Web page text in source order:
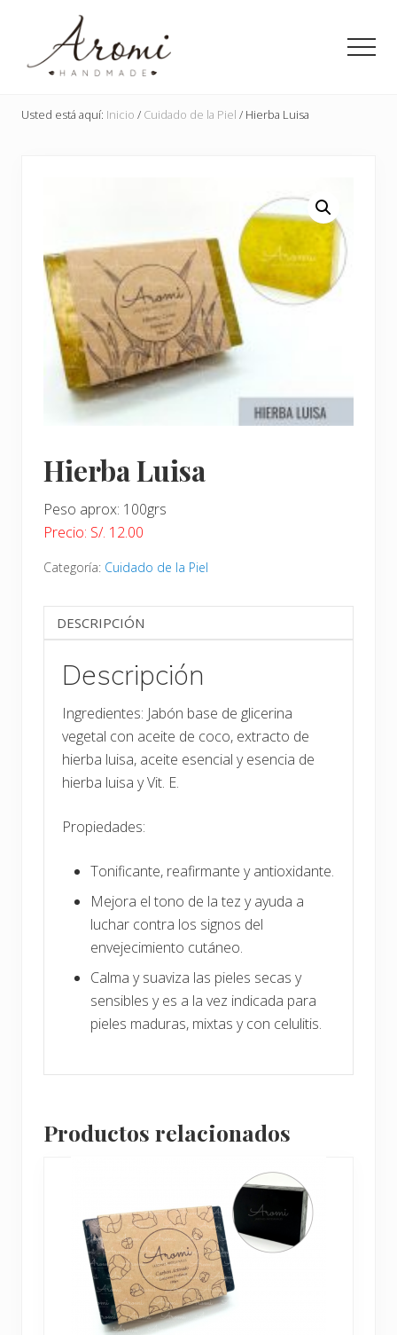
contenido
principal
enUsted está aquí: Inicio / Cuidado de la Piel / Hierba Luisa
Hierba Luisa
Peso aprox: 100grs
Precio: S/. 12.00
Categoría: Cuidado de la Piel
DESCRIPCIÓN
Descripción
Ingredientes: Jabón base de glicerina
vegetal con aceite de coco, extracto de
hierba luisa, aceite esencial y esencia de
hierba luisa y Vit. E.
Propiedades:
Tonificante, reafirmante y antioxidante.
Mejora el tono de la tez y ayuda a
luchar contra los signos del
envejecimiento cutáneo.
Calma y suaviza las pieles secas y
sensibles y es a la vez indicada para
pieles maduras, mixtas y con celulitis.
Productos relacionados